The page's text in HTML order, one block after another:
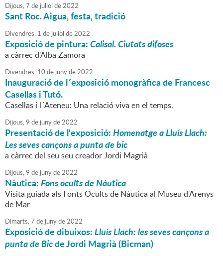
Dijous,7 de juliol de2022
Sant Roc. Aigua, festa, tradició
Divendres, 1 de juliol de2022
Exposició de pintura:Calisal.Ciutats difoses
a càrrec d'Alba Zamora
Divendres, 10 de junyde2022
Inauguració de l´exposició monogràfica de Francesc
Casellas i Tutó.
Casellas i l´Ateneu: Una relació viva en el temps.
Dijous,9 de junyde2022
Presentació de l'exposició:Homenatge a Lluís Llach:
Les seves cançons a punta de bic
a càrrec del seu seu creador Jordi Magrià
Dijous,9 de junyde2022
Nàutica:Fons ocults de Nàutica
Visita guiada als Fonts Ocults de Nàutica al Museu d'Arenys
de Mar
Dimarts,7 de junyde2022
Exposició de dibuixos:Lluís Llach: les seves cançons a
punta de Bicde Jordi Magrià (Bicman)